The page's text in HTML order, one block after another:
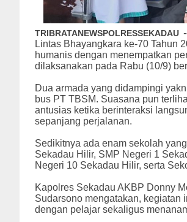
TRIBRATANEWSPOLRESSEKADAU -
Lintas Bhayangkara ke-70 Tahun
humanis dengan menempatkan
dilaksanakan pada Rabu (10/9)
Dua armada yang didampingi
bus PT TBSM. Suasana pun
antusias ketika berinteraksi
sepanjang perjalanan.
Sedikitnya ada enam sekolah
Sekadau Hilir, SMP Negeri 1
Negeri 10 Sekadau Hilir, serta
Kapolres Sekadau AKBP Donny
Sudarsono mengatakan, kegiatan
dengan pelajar sekaligus